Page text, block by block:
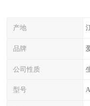
产地
品牌
公司性质
型号